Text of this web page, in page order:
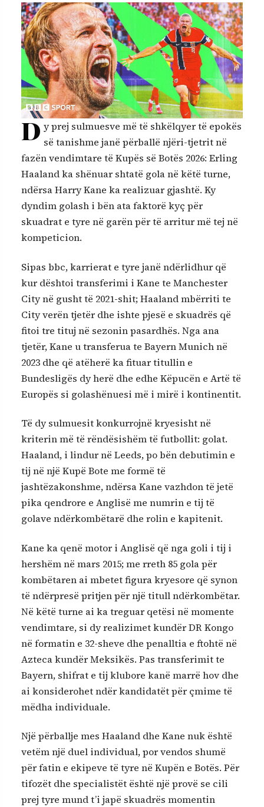
D y prej sulmuesve më të shkëlqyer të epokës
së tanishme janë përballë njëri-tjetrit në
fazën vendimtare të Kupës së Botës 2026: Erling
Haaland ka shënuar shtatë gola në këtë turne,
ndërsa Harry Kane ka realizuar gjashtë. Ky
dyndim golash i bën ata faktorë kyç për
skuadrat e tyre në garën për të arritur më tej në
kompeticion.
Sipas bbc, karrierat e tyre janë ndërlidhur që
kur dështoi transferimi i Kane te Manchester
City në gusht të 2021-shit; Haaland mbërriti te
City verën tjetër dhe ishte pjesë e skuadrës që
fitoi tre tituj në sezonin pasardhës. Nga ana
tjetër, Kane u transferua te Bayern Munich në
2023 dhe që atëherë ka fituar titullin e
Bundesligës dy herë dhe edhe Këpucën e Artë të
Europës si golashënuesi më i mirë i kontinentit.
Të dy sulmuesit konkurrojnë kryesisht në
kriterin më të rëndësishëm të futbollit: golat.
Haaland, i lindur në Leeds, po bën debutimin e
tij në një Kupë Bote me formë të
jashtëzakonshme, ndërsa Kane vazhdon të jetë
pika qendrore e Anglisë me numrin e tij të
golave ndërkombëtarë dhe rolin e kapitenit.
Kane ka qenë motor i Anglisë që nga goli i tij i
hershëm në mars 2015; me rreth 85 gola për
kombëtaren ai mbetet figura kryesore që synon
të ndërpresë pritjen për një titull ndërkombëtar.
Në këtë turne ai ka treguar qetësi në momente
vendimtare, si dy realizimet kundër DR Kongo
në formatin e 32-sheve dhe penalltia e ftohtë në
Azteca kundër Meksikës. Pas transferimit te
Bayern, shifrat e tij klubore kanë marrë hov dhe
ai konsiderohet ndër kandidatët për çmime të
mëdha individuale.
Një përballje mes Haaland dhe Kane nuk është
vetëm një duel individual, por vendos shumë
për fatin e ekipeve të tyre në Kupën e Botës. Për
tifozët dhe specialistët është një provë se cili
prej tyre mund t’i japë skuadrës momentin